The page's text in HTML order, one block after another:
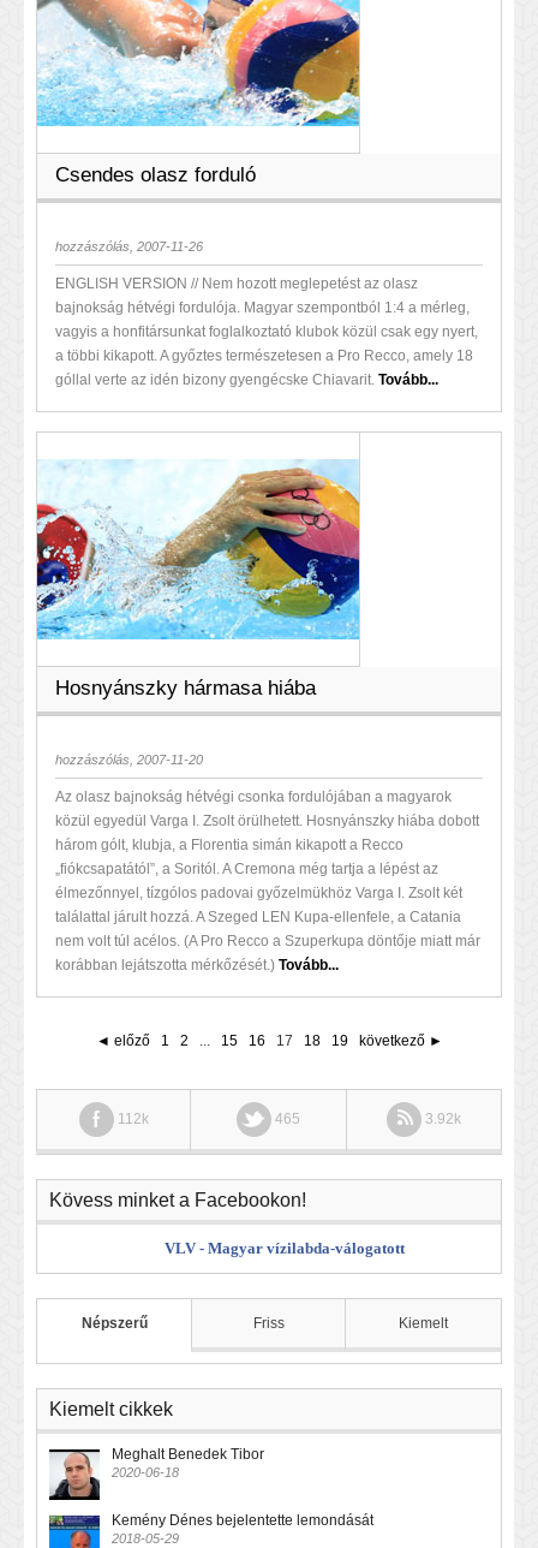
Csendes olasz forduló
hozzászólás, 2007-11-26
ENGLISH VERSION // Nem hozott meglepetést az olasz
bajnokság hétvégi fordulója. Magyar szempontból 1:4 a mérleg,
vagyis a honfitársunkat foglalkoztató klubok közül csak egy nyert,
a többi kikapott. A győztes természetesen a Pro Recco, amely 18
góllal verte az idén bizony gyengécske Chiavarit. Tovább...
Hosnyánszky hármasa hiába
hozzászólás, 2007-11-20
Az olasz bajnokság hétvégi csonka fordulójában a magyarok
közül egyedül Varga I. Zsolt örülhetett. Hosnyánszky hiába dobott
három gólt, klubja, a Florentia simán kikapott a Recco
„fiókcsapatától”, a Soritól. A Cremona még tartja a lépést az
élmezőnnyel, tízgólos padovai győzelmükhöz Varga I. Zsolt két
találattal járult hozzá. A Szeged LEN Kupa-ellenfele, a Catania
nem volt túl acélos. (A Pro Recco a Szuperkupa döntője miatt már
korábban lejátszotta mérkőzését.) Tovább...
◄ előző 1 2 ... 15 16 17 18 19 következő ►
112k 465 3.92k
Kövess minket a Facebookon!
VLV - Magyar vízilabda-válogatott
Népszerű Friss Kiemelt
Kiemelt cikkek
Meghalt Benedek Tibor
2020-06-18
Kemény Dénes bejelentette lemondását
2018-05-29